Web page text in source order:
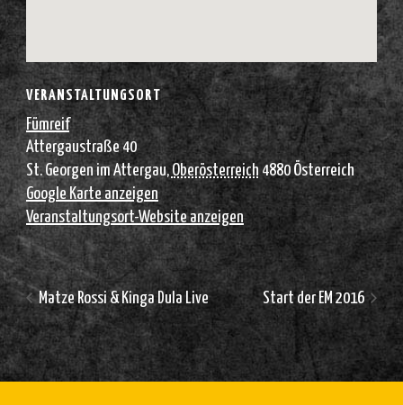
VERANSTALTUNGSORT
Fümreif
Attergaustraße 40
St. Georgen im Attergau, Oberösterreich 4880 Österreich
Google Karte anzeigen
Veranstaltungsort-Website anzeigen
Matze Rossi & Kinga Dula Live Start der EM 2016